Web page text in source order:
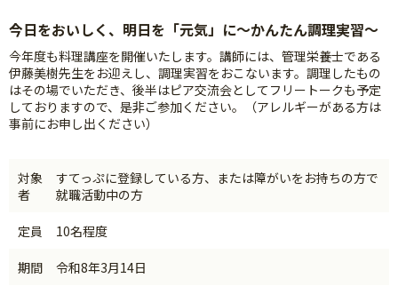
今日をおいしく、明日を「元気」に～かんたん調理実習～
今年度も料理講座を開催いたします。講師には、管理栄養士である
伊藤美樹先生をお迎えし、調理実習をおこないます。調理したもの
はその場でいただき、後半はピア交流会としてフリートークも予定
しておりますので、是非ご参加ください。（アレルギーがある方は
事前にお申し出ください）
対象
者
すてっぷに登録している方、または障がいをお持ちの方で
就職活動中の方
定員 10名程度
期間 令和8年3月14日